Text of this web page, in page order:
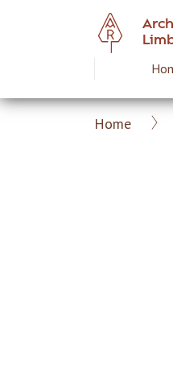
inhoud
Home